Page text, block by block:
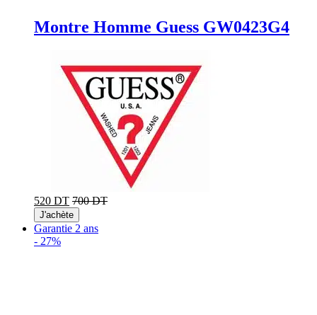
Montre Homme Guess GW0423G4
520 DT 700 DT
J'achète
Garantie 2 ans
- 27%